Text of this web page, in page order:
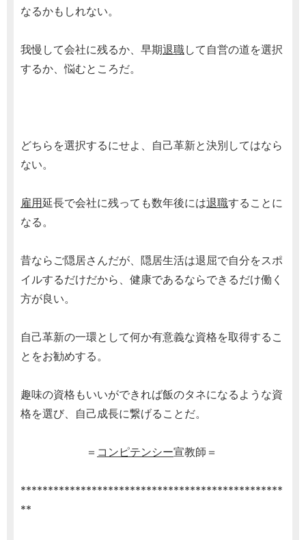
なるかもしれない。
我慢して会社に残るか、早期退職して自営の道を選択
するか、悩むところだ。
どちらを選択するにせよ、自己革新と決別してはなら
ない。
雇用延長で会社に残っても数年後には退職することに
なる。
昔ならご隠居さんだが、隠居生活は退屈で自分をスポ
イルするだけだから、健康であるならできるだけ働く
方が良い。
自己革新の一環として何か有意義な資格を取得するこ
とをお勧めする。
趣味の資格もいいができれば飯のタネになるような資
格を選び、自己成長に繋げることだ。
＝ コンピテンシー宣教師＝
************************************************
**